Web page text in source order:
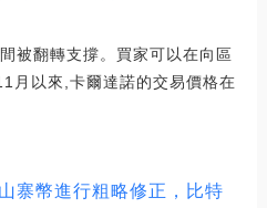
被翻轉支撐。買家可以在向區
月以來,卡爾達諾的交易價格在
寨幣進行粗略修正，比特